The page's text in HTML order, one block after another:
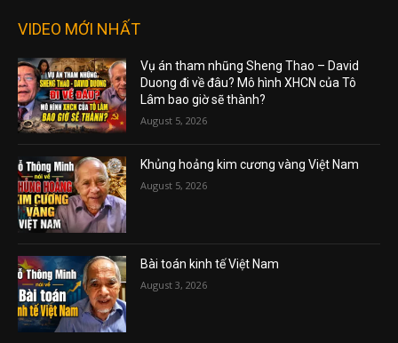
VIDEO MỚI NHẤT
Vụ án tham nhũng Sheng Thao – David
Duong đi về đâu? Mô hình XHCN của Tô
Lâm bao giờ sẽ thành?
August 5, 2026
Khủng hoảng kim cương vàng Việt Nam
August 5, 2026
Bài toán kinh tế Việt Nam
August 3, 2026